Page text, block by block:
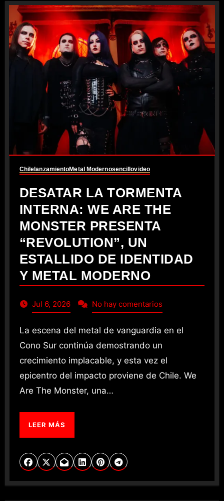
Chile lanzamientoMetal Modernosencillovideo
DESATAR LA TORMENTA
INTERNA: WE ARE THE
MONSTER PRESENTA
“REVOLUTION”, UN
ESTALLIDO DE IDENTIDAD
Y METAL MODERNO
Jul 6, 2026 No hay comentarios
La escena del metal de vanguardia en el
Cono Sur continúa demostrando un
crecimiento implacable, y esta vez el
epicentro del impacto proviene de Chile. We
Are The Monster, una…
LEER MÁS